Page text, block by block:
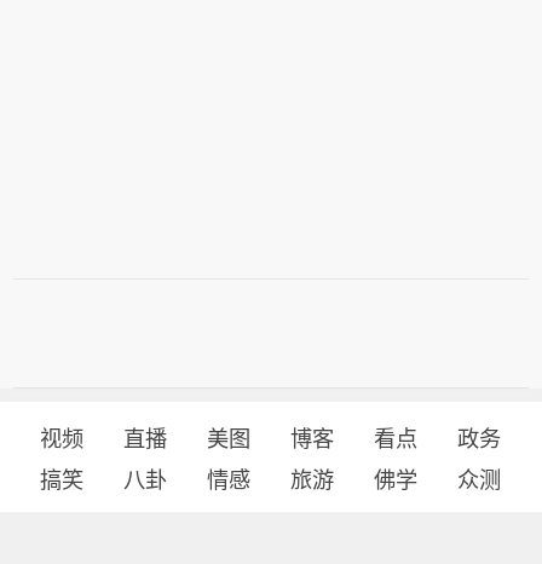
视频 直播 美图 博客 看点
政务
搞笑
八卦 情感 旅游 佛学 众测